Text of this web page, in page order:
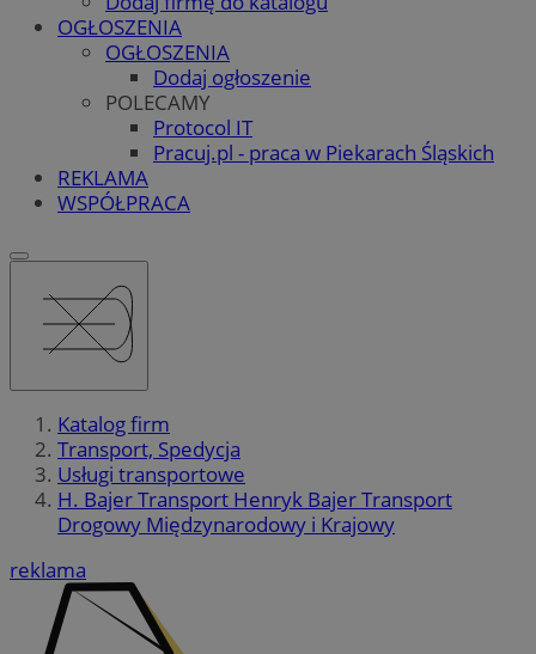
OGŁOSZENIA
OGŁOSZENIA
Dodaj ogłoszenie
POLECAMY
Protocol IT
Pracuj.pl - praca w Piekarach Śląskich
REKLAMA
WSPÓŁPRACA
Katalog firm
Transport, Spedycja
Usługi transportowe
H. Bajer Transport Henryk Bajer Transport
Drogowy Międzynarodowy i Krajowy
reklama